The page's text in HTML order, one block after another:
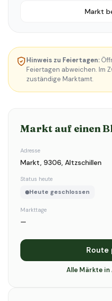
Markt
Hinweis zu Feiertagen:
Feiertagen abweichen. Im
zuständige Marktamt.
Markt auf einen
Adresse
Markt, 9306, Altzschillen
Status heute
Heute geschlossen
Markttage
—
Route
Alle Märkte